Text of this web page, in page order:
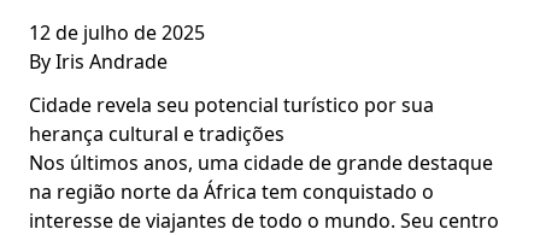
12 de julho de 2025
ByIris Andrade
Cidade revela seu potencial turístico por sua
herança cultural e tradições
Nos últimos anos, uma cidade de grande destaque
na região norte da África tem conquistado o
interesse de viajantes de todo o mundo. Seu centro